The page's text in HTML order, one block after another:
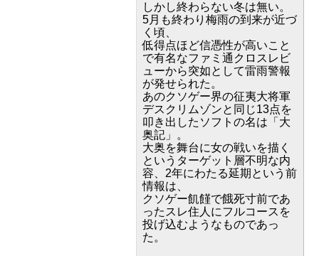
しかし終わらない冬は無い。
5月も終わり梅雨の到来が近づ
く頃、
低得点ほど信憑性が高いこと
で有名なファミ通クロスレビ
ューから突如として雷雨警報
が発せられた。
あのクソゲー界の征夷大将軍
デスクリムゾンと同じ13点を
叩き出したソフトの名は「大
奥記」。
大奥を舞台に女の戦いを描く
というターゲット層不明な内
容、2年にわたる延期という前
情報は、
クソゲー飢饉で餓死寸前であ
ったスレ住人にフルコースを
投げ込むようなものであっ
た。